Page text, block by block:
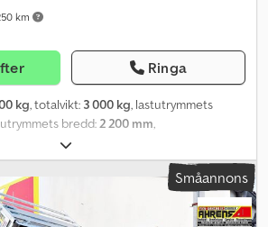
km
Ringa
kg, totalvikt: 3 000 kg, lastutrymmets
bredd:2 200 mm,
, Tillverkningsår:
inför köp eller beställ direkt online i vår
08.00 till 12.30 & 14.00 till 18.00 où dygnet
på trailershop Innehåll och bilder är
- logotyper varumärkesskydd 10/25 Bilder
Småannons